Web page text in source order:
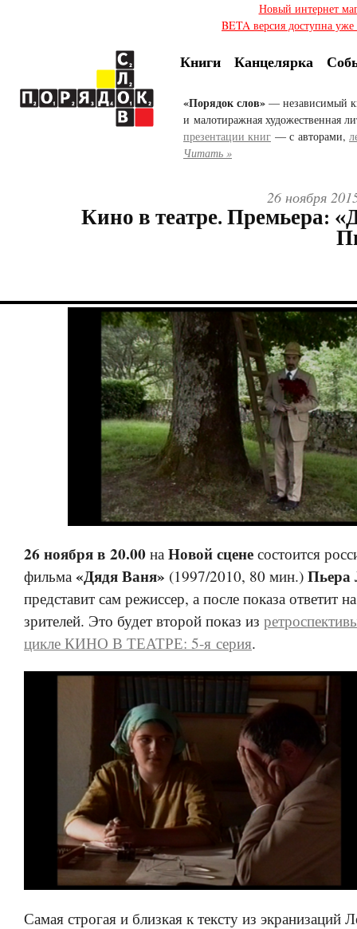
Новый интернет
BETA версия доступна
Книги Канцелярка
«Порядок слов» — независимый
и малотиражная художественная
презентации книг — с авторами,
Читать »
26 ноября
Кино в театре. Премьера:
26 ноября в 20.00 на Новой сцене состоится
фильма «Дядя Ваня» (1997/2010, 80 мин.) Пьера
представит сам режиссер, а после показа ответит
зрителей. Это будет второй показ из
цикле КИНО В ТЕАТРЕ: 5-я серия.
Самая строгая и близкая к тексту из экранизаций